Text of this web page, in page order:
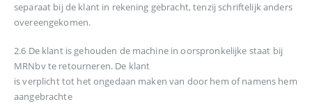
separaat bij de klant in rekening gebracht, tenzij schriftelijk anders
overeengekomen.
2.6 De klant is gehouden de machine in oorspronkelijke staat bij
MRNbv te retourneren. De klant
is verplicht tot het ongedaan maken van door hem of namens hem
aangebrachte